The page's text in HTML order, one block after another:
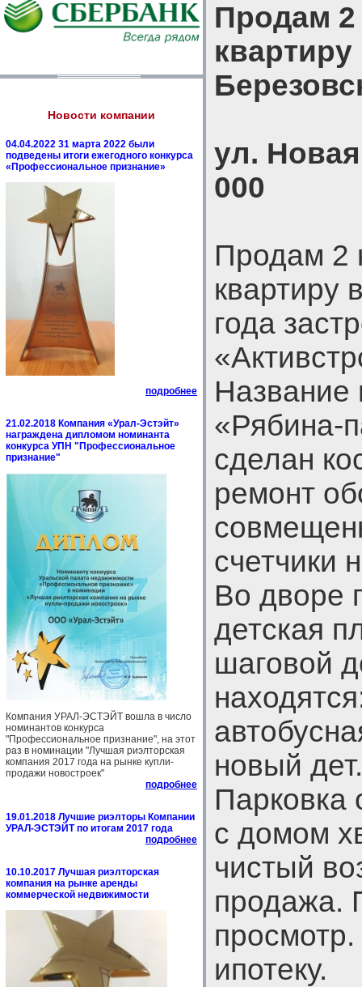
Новости компании
04.04.2022 31 марта 2022 были
подведены итоги ежегодного конкурса
«Профессиональное признание»
подробнее
21.02.2018 Компания «Урал-Эстэйт»
награждена дипломом номинанта
конкурса УПН "Профессиональное
признание"
Компания УРАЛ-ЭСТЭЙТ вошла в число
номинантов конкурса
"Профессиональное признание", на этот
раз в номинации "Лучшая риэлторская
компания 2017 года на рынке купли-
продажи новостроек"
подробнее
19.01.2018 Лучшие риэлторы Компании
УРАЛ-ЭСТЭЙТ по итогам 2017 года
подробнее
10.10.2017 Лучшая риэлторская
компания на рынке аренды
коммерческой недвижимости
Продам
ул.
000
Продам 2
квартиру
года
Название
«Рябина-
сделан
ремонт
счетчики
Во дворе
детская
шаговой
новый
Парковка
с домом
чистый
продажа.
ипотеку.